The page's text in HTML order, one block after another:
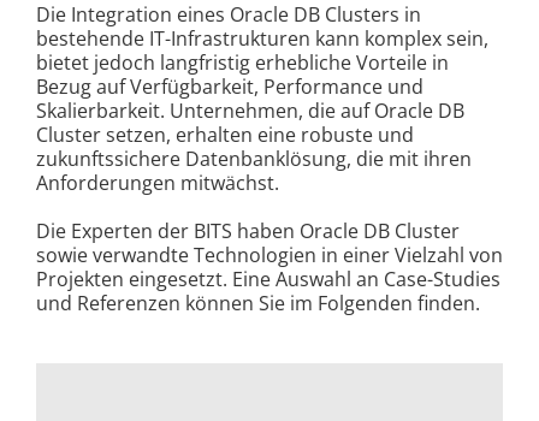
Die Integration eines Oracle DB Clusters in
bestehende IT-Infrastrukturen kann komplex sein,
bietet jedoch langfristig erhebliche Vorteile in
Bezug auf Verfügbarkeit, Performance und
Skalierbarkeit. Unternehmen, die auf Oracle DB
Cluster setzen, erhalten eine robuste und
zukunftssichere Datenbanklösung, die mit ihren
Anforderungen mitwächst.
Die Experten der BITS haben Oracle DB Cluster
sowie verwandte Technologien in einer Vielzahl von
Projekten eingesetzt. Eine Auswahl an Case-Studies
und Referenzen können Sie im Folgenden finden.